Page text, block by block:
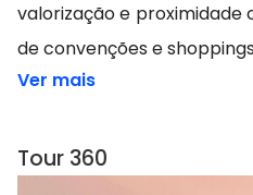
valorização e proximidade
de convenções e
Ver mais
Tour 360